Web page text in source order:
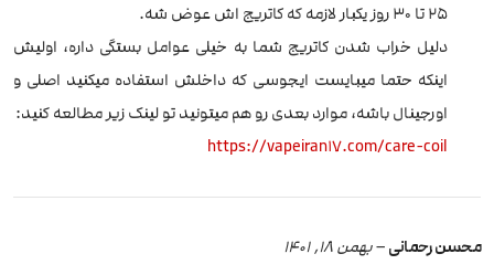
25 تا 30 روز یکبار لازمه که کاتریج اش عوض شه.
دلیل خراب شدن کاتریج شما به خیلی عوامل بستگی داره، اولیش
اینکه حتما میبایست ایجوسی که داخلش استفاده میکنید اصلی و
اورجینال باشه، موارد بعدی رو هم میتونید تو لینک زیر مطالعه کنید:
https://vapeiran17.com/care-coil
محسن رحمانی– بهمن 18, 1401